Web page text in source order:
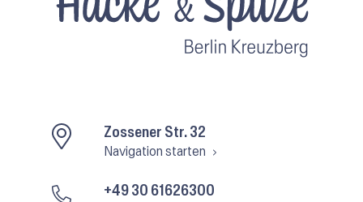
Zossener Str. 32
Navigation starten
+49 30 61626300